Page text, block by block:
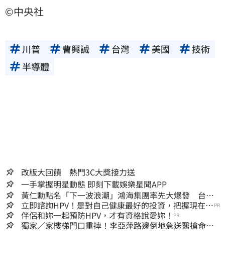
©中央社
川普 曹興誠 台灣 美國
技術
半導體
改版大回饋 熱門3C大獎接力送
一手掌握明星動態 即刻下載娛樂星聞APP
黃仁勳點名「下一波浪潮」鴻海集團率先大爆發 台股
這族群全面噴出
立即諮詢HPV！是對自己健康最好的投資，把握現在不
嫌晚！
PR
伴侶和妳一起預防HPV，才有資格說愛妳！ PR
獨家／家樓梯門口重摔！李亞萍路邊倒地急送醫搶命